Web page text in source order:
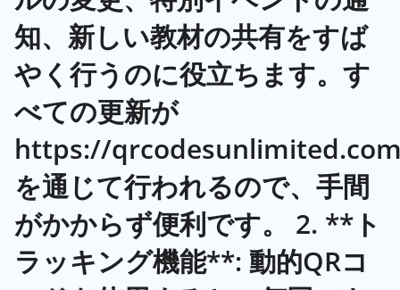
知、新しい教材の共有をすば
やく行うのに役立ちます。す
べての更新が
https://
を通じて行われるので、手間
がかからず便利です。 2. **ト
ラッキング機能**: 動的QRコ